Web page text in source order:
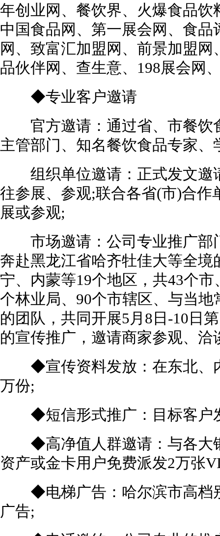
年创业网、餐饮界、火爆食品
中国食品网、第一展会网、食
网、致富汇加盟网、前景加盟
品伙伴网、查生意、198展会网
◆专业客户邀请
官方邀请：通过省、市餐饮
主管部门、知名餐饮食品专家
组织单位邀请：正式发文邀
往参展、参观;联合各省(市)合
展或参观;
市场邀请：公司专业推广部
奔赴黑龙江省哈齐牡佳大等全
宁、内蒙等19个地区，共43个
个林业局、90个市辖区、与当
的团队，共同开展5月8日-10日
的宣传推广，邀请商家参观、洽
◆宣传资料发放：在东北、
万份;
◆短信形式推广：目标客户
◆高净值人群邀请：与各大
资产或金卡用户免费派发2万张
◆电梯广告：哈尔滨市高档
广告;